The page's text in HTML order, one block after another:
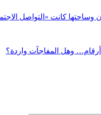
وساحتها كانت «التواصل
وهل المفاجآت واردة؟